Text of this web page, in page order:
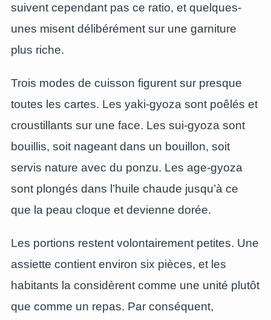
suivent cependant pas ce ratio, et quelques-
unes misent délibérément sur une garniture
plus riche.
Trois modes de cuisson figurent sur presque
toutes les cartes. Les yaki-gyoza sont poêlés et
croustillants sur une face. Les sui-gyoza sont
bouillis, soit nageant dans un bouillon, soit
servis nature avec du ponzu. Les age-gyoza
sont plongés dans l’huile chaude jusqu’à ce
que la peau cloque et devienne dorée.
Les portions restent volontairement petites. Une
assiette contient environ six pièces, et les
habitants la considèrent comme une unité plutôt
que comme un repas. Par conséquent,